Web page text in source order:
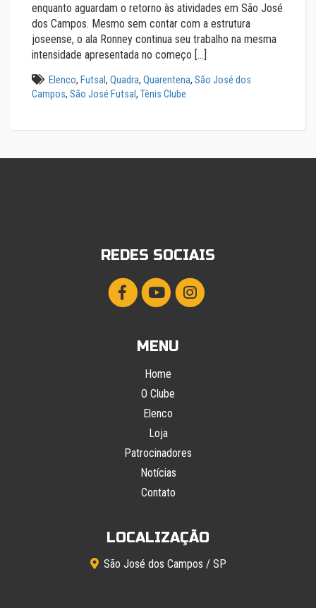
enquanto aguardam o retorno às atividades em São José
dos Campos. Mesmo sem contar com a estrutura
joseense, o ala Ronney continua seu trabalho na mesma
intensidade apresentada no começo […]
Elenco, Futsal, Quadra, Quarentena, São José dos
Campos, São José Futsal, Tênis Clube
REDES SOCIAIS
MENU
Home
O Clube
Elenco
Loja
Patrocinadores
Notícias
Contato
LOCALIZAÇÃO
São José dos Campos / SP